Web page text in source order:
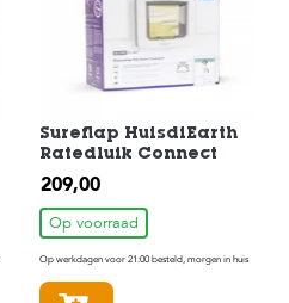
Sureflap HuisdiEarth
Ratedluik Connect
209,00
Op voorraad
Op werkdagen voor 21:00 besteld, morgen in huis